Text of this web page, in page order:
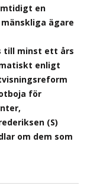
en
ägare
till minst ett års
enligt
för
(S)
om dem som